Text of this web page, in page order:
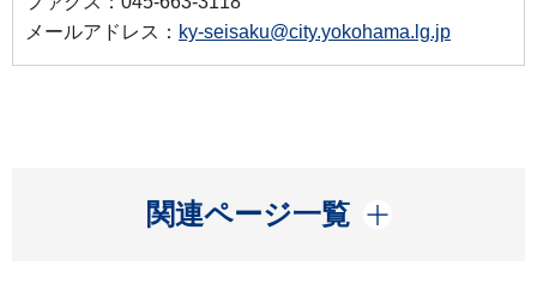
メールアドレス： ky-seisaku@city.yokohama.lg.jp
関連ページ一覧
開く